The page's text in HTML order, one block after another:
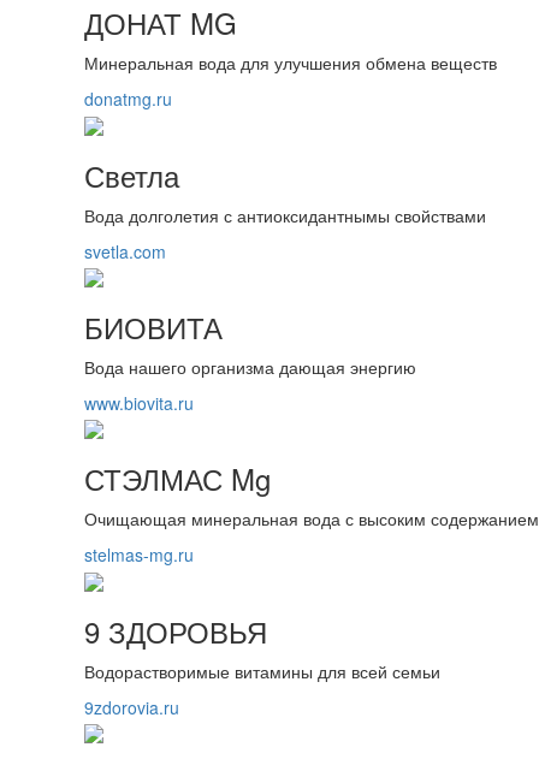
ДОНАТ MG
Минеральная вода для улучшения обмена веществ
donatmg.ru
Светла
Вода долголетия с антиоксидантнымы свойствами
svetla.com
БИОВИТА
Вода нашего организма дающая энергию
www.biovita.ru
СТЭЛМАС Mg
Очищающая минеральная вода с высоким
stelmas-mg.ru
9 ЗДОРОВЬЯ
Водорастворимые витамины для всей семьи
9zdorovia.ru